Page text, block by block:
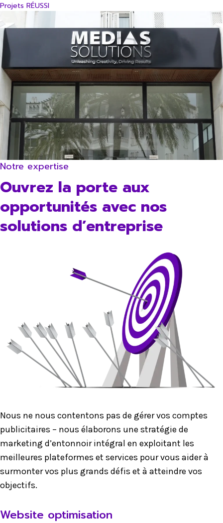
Projets RÉUSSI
Notre expertise
Ouvrez la porte aux
opportunités avec nos
solutions d’entreprise
Nous ne nous contentons pas de gérer vos comptes
publicitaires – nous élaborons une stratégie de
marketing d’entonnoir intégral en exploitant les
meilleures plateformes et services pour vous aider à
surmonter vos plus grands défis et à atteindre vos
objectifs.
Website optimisation